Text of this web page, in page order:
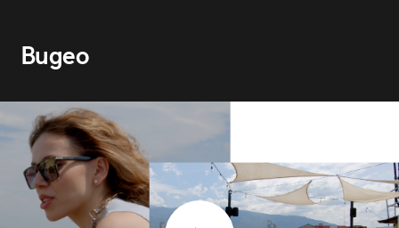
Видео